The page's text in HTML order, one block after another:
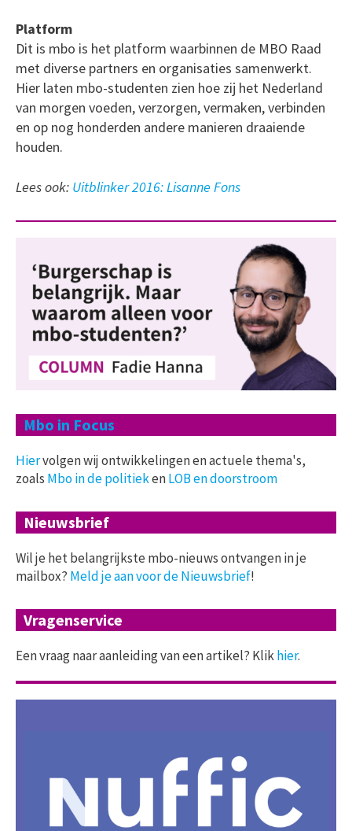
Platform
Dit is mbo is het platform waarbinnen de MBO Raad
met diverse partners en organisaties samenwerkt.
Hier laten mbo-studenten zien hoe zij het Nederland
van morgen voeden, verzorgen, vermaken, verbinden
en op nog honderden andere manieren draaiende
houden.
Lees ook: Uitblinker 2016: Lisanne Fons
Mbo in Focus
Hiervolgen wij ontwikkelingen en actuele thema's,
zoals Mbo in de politiekenLOB en doorstroom
Nieuwsbrief
Wil je het belangrijkste mbo-nieuws ontvangen in je
mailbox? Meld je aan voor de Nieuwsbrief!
Vragenservice
Een vraag naar aanleiding van een artikel? Klikhier.